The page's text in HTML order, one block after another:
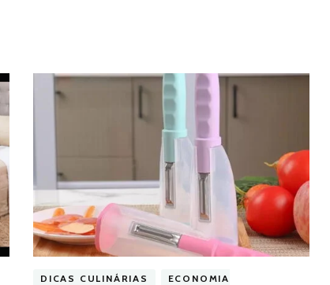
DICAS CULINÁRIAS
ECONOMIA